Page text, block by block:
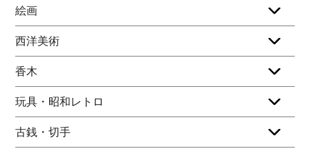
絵画
西洋美術
香木
玩具・昭和レトロ
古銭・切手